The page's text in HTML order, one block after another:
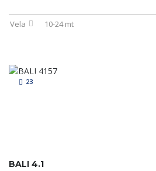
Vela 10-24 mt
23
BALI 4.1